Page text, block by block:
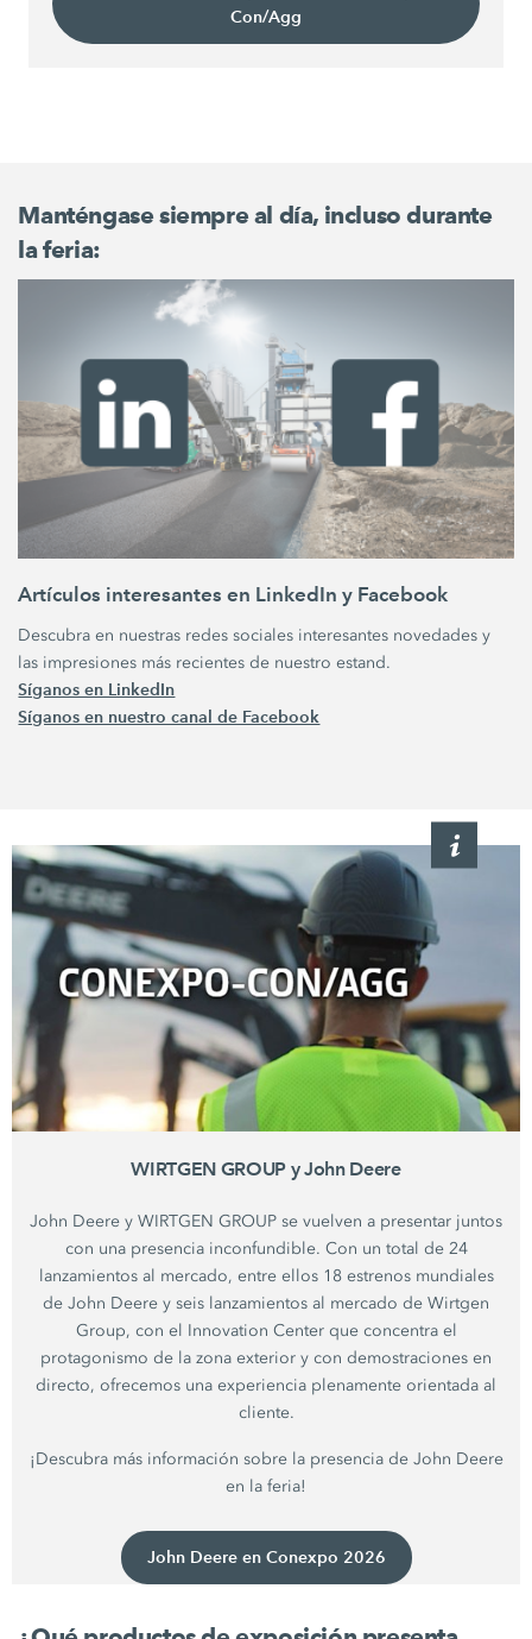
Con/Agg
Manténgase siempre al día, incluso durante
la feria:
Artículos interesantes en LinkedIn y Facebook
Descubra en nuestras redes sociales interesantes novedades y
las impresiones más recientes de nuestro estand.
Síganos en LinkedIn
Síganos en nuestro canal de Facebook
WIRTGEN GROUP y John Deere
John Deere y WIRTGEN GROUP se vuelven a presentar juntos
con una presencia inconfundible. Con un total de 24
lanzamientos al mercado, entre ellos 18 estrenos mundiales
de John Deere y seis lanzamientos al mercado de Wirtgen
Group, con el Innovation Center que concentra el
protagonismo de la zona exterior y con demostraciones en
directo, ofrecemos una experiencia plenamente orientada al
cliente.
¡Descubra más información sobre la presencia de John Deere
en la feria!
John Deere en Conexpo 2026